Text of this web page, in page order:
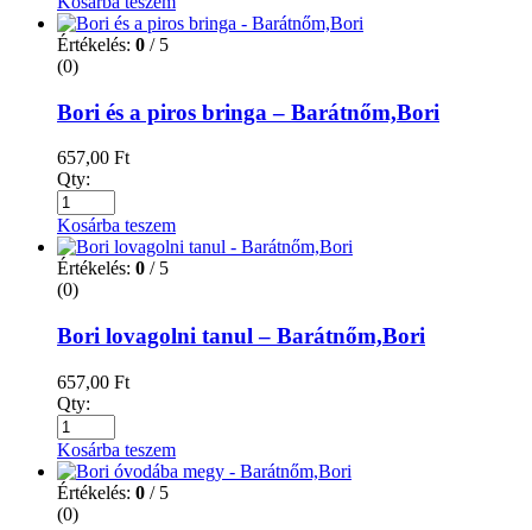
Értékelés: 0 / 5
(0)
Bori és a piros bringa – Barátnőm,Bori
657,00 Ft
Qty:
Kosárba teszem
Értékelés: 0 / 5
(0)
Bori lovagolni tanul – Barátnőm,Bori
657,00 Ft
Qty:
Kosárba teszem
Értékelés: 0 / 5
(0)